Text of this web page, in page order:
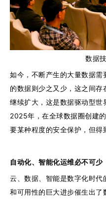
数据
如今，不断产生的大量数据
的数据则少之又少，这之间
继续扩大，这是数据驱动型
2025年，在全球数据圈创建
要某种程度的安全保护，但得
自动化、智能化运维必不可少
云、数据、智能是数字化时
和可用性的巨大进步催生出